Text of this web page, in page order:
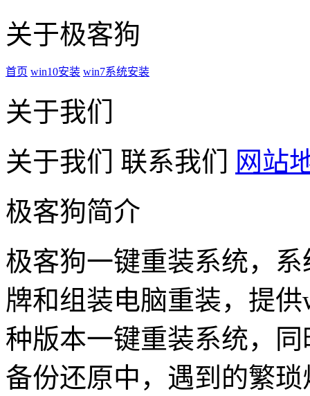
关于极客狗
首页 win10安装 win7系统安装
关于我们
关于我们
联系我们
网站
极客狗简介
极客狗一键重装系统，
牌和组装电脑重装，提
种版本一键重装系统，
备份还原中，遇到的繁